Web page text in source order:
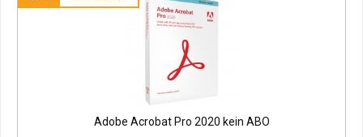
Adobe Acrobat Pro 2020 kein ABO